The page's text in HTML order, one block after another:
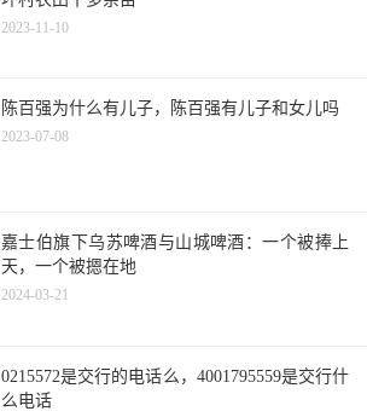
2023-11-10
陈百强为什么有儿子，陈百强有儿子和女儿吗
2023-07-08
嘉士伯旗下乌苏啤酒与山城啤酒：一个被捧上
天，一个被摁在地
2024-03-21
0215572是交行的电话么，4001795559是交行什
么电话